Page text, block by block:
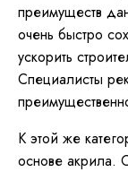
преимуществ
очень быстро
ускорить
Специалисты
К этой же
основе акрила.